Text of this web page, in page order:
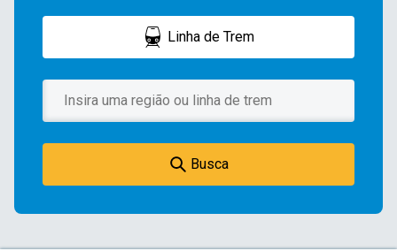
Linha de Trem
Busca